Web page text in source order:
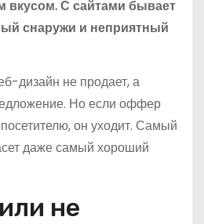
вкусом. С сайтами бывает
снаружи и неприятный
дизайн не продает, а
Но если оффер
он уходит. Самый
даже самый хороший
не